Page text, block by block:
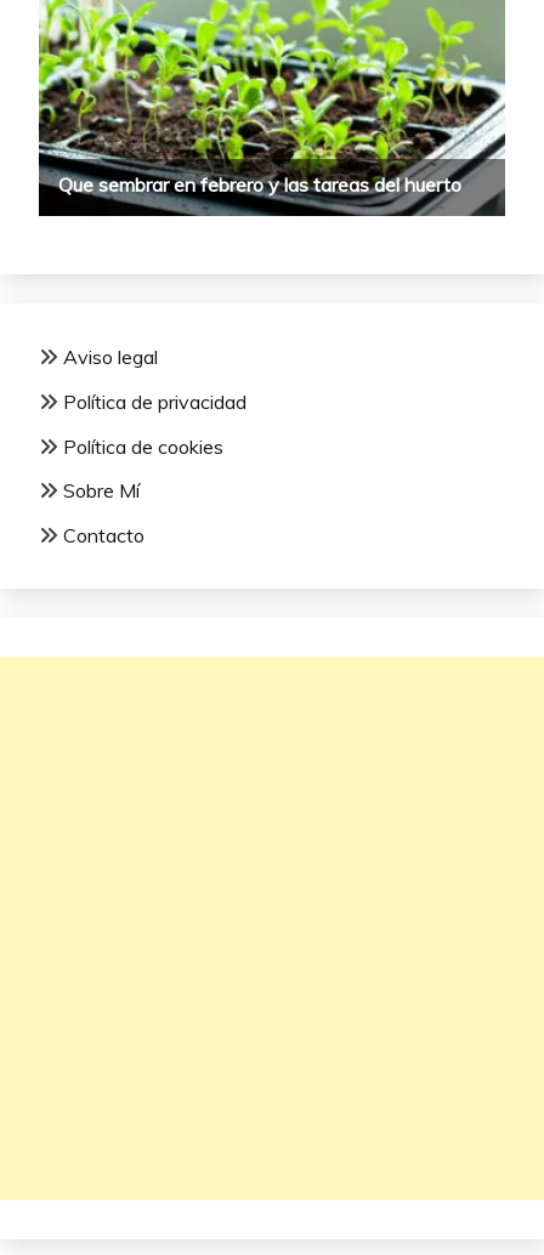
Aviso legal
Política de privacidad
Política de cookies
Sobre Mí
Contacto